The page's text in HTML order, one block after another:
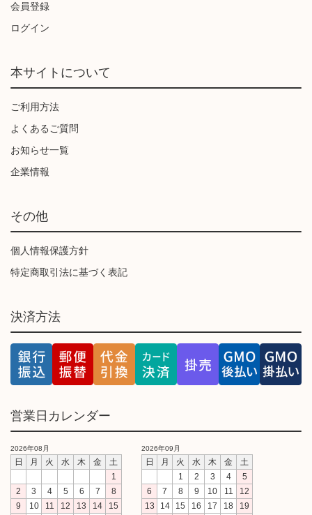
会員登録
ログイン
本サイトについて
ご利用方法
よくあるご質問
お知らせ一覧
企業情報
その他
個人情報保護方針
特定商取引法に基づく表記
決済方法
営業日カレンダー
2026年08月
日 月 火 水 木 金
土
1
2
3 4 5 6 7
8
9
10 11 12 13 14 15
2026年09月
日 月 火 水 木 金
土
1
2 3 4
5
6
7 8 9 10 11
12
13
14 15 16 17 18 19